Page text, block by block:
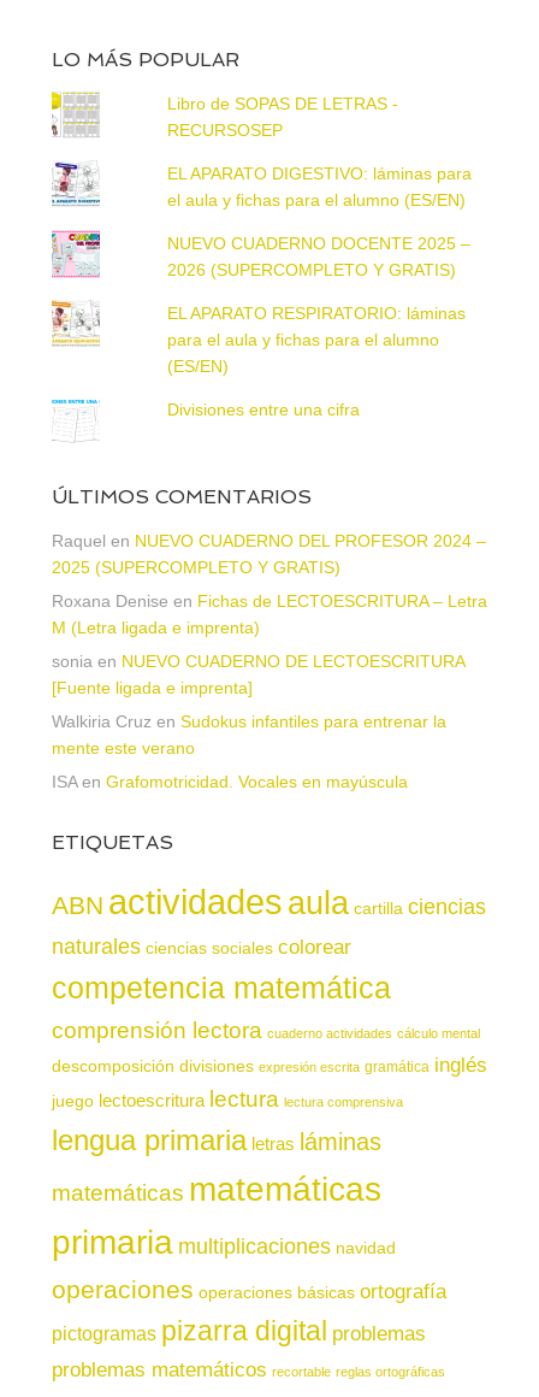
LO MÁS POPULAR
Libro de SOPAS DE LETRAS -
RECURSOSEP
EL APARATO DIGESTIVO: láminas para
el aula y fichas para el alumno (ES/EN)
NUEVO CUADERNO DOCENTE 2025 –
2026 (SUPERCOMPLETO Y GRATIS)
EL APARATO RESPIRATORIO: láminas
para el aula y fichas para el alumno
(ES/EN)
Divisiones entre una cifra
ÚLTIMOS COMENTARIOS
Raquel en NUEVO CUADERNO DEL PROFESOR 2024 –
2025 (SUPERCOMPLETO Y GRATIS)
Roxana Denise en Fichas de LECTOESCRITURA – Letra
M (Letra ligada e imprenta)
sonia en NUEVO CUADERNO DE LECTOESCRITURA
[Fuente ligada e imprenta]
Walkiria Cruz en Sudokus infantiles para entrenar la
mente este verano
ISAen Grafomotricidad. Vocales en mayúscula
ETIQUETAS
ABN actividadesaula cartilla ciencias
naturales ciencias sociales colorear
competencia matemática
comprensión lectora cuaderno actividades cálculo mental
descomposición divisiones expresión escrita gramática inglés
juego lectoescritura lectura lectura comprensiva
lengua primaria letras láminas
matemáticas matemáticas
primaria multiplicaciones navidad
operaciones operaciones básicas ortografía
pictogramas pizarra digital problemas
problemas matemáticos recortable reglas ortográficas